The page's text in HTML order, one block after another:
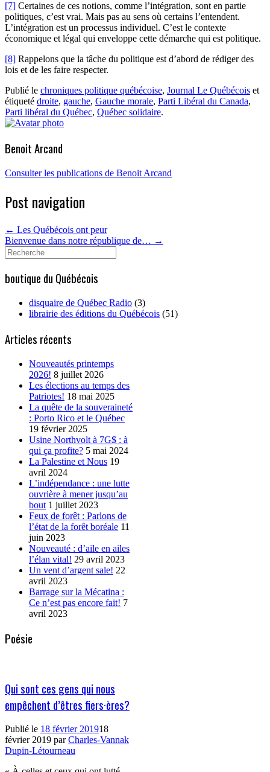
[7] Certaines de ces notions, comme l’intégration, sont en partie
politiques, c’est vrai. Mais pas au sens où certains l’entendent.
L’intégration est un processus individuel. C’est le contexte
économique et légal qui enveloppe cette démarche qui est politique.
[8] Rappelons que la tâche du politique est d’abord de rédiger des
lois et de les faire respecter.
Publié le chroniques politique québécoise, Journal Le Québécois et
étiqueté droite, gauche, Gauche morale, Parti Libéral du Canada,
Parti libéral du Québec, Québec solidaire.
Benoit Arcand
Consulter les publications de Benoit Arcand
Post navigation
← Les Québécois ont peur
Bienvenue dans notre république de… →
Search
for:
boutique du Québécois
disquaire de Québec Radio (3)
librairie des éditions du Québécois (51)
Articles récents
Nouveautés printemps
2026! 8 juillet 2026
Les élections au temps des
Patriotes! 18 mai 2025
La quête de la souveraineté
: Porto Rico et le Québec
19 février 2025
Usine Northvolt à 7G$ : à
qui ça profite? 5 mai 2024
La Palestine et Nous 19
avril 2024
L’indépendance : une lutte
ouvrière à mener jusqu’au
bout 1 juillet 2023
Feux de forêt : Parlons de
l’état de la forêt boréale 11
juin 2023
Nouveauté : d’aile en ailes
l’élan vital! 29 avril 2023
Un vent d’argent sale! 22
avril 2023
Barrage sur la Mécatina :
Ce n’est pas encore fait! 7
avril 2023
Poésie
Qui sont ces gens qui nous
empêchent d’êtres fiers·ères?
Publié le 18 février 201918
février 2019 parCharles-Vannak
Dupin-Létourneau